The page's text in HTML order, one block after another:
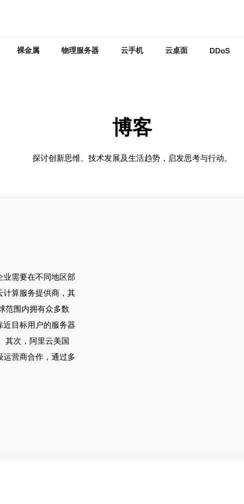
裸金属 物理服务器 云手机 云桌面 DDoS
博客
探讨创新思维、技术发展及生活趋势，启发思考与行动。
业需要在不同地区部
计算服务提供商，其
范围内拥有众多数
近目标用户的服务器
其次，阿里云美国
运营商合作，通过多